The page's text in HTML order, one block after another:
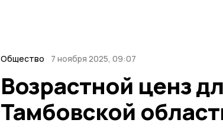
Общество 7 ноября 2025, 09:07
Возрастной ценз
Тамбовской